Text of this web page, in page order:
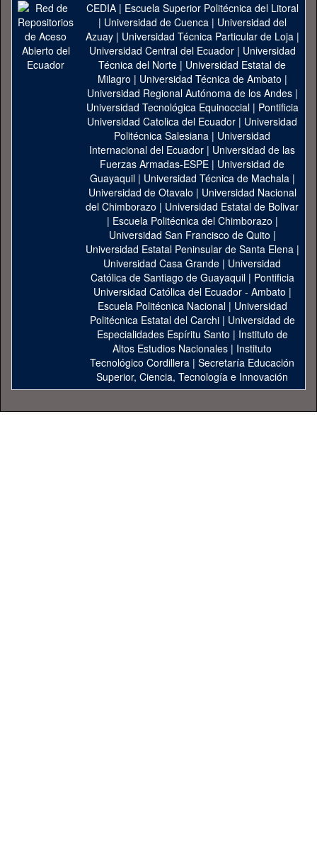
CEDIA| Escuela Superior Politécnica del Litoral
| Universidad de Cuenca| Universidad del
Azuay| Universidad Técnica Particular de Loja|
Universidad Central del Ecuador| Universidad
Técnica del Norte | Universidad Estatal de
Milagro | Universidad Técnica de Ambato |
Universidad Regional Autónoma de los Andes|
Universidad Tecnológica Equinoccial| Pontificia
Universidad Catolica del Ecuador | Universidad
Politécnica Salesiana | Universidad
Internacional del Ecuador | Universidad de las
Fuerzas Armadas-ESPE | Universidad de
Guayaquil| Universidad Técnica de Machala|
Universidad de Otavalo | Universidad Nacional
del Chimborazo | Universidad Estatal de Bolivar
| Escuela Politécnica del Chimborazo |
Universidad San Francisco de Quito |
Universidad Estatal Peninsular de Santa Elena|
Universidad Casa Grande | Universidad
Católica de Santiago de Guayaquil| Pontificia
Universidad Católica del Ecuador - Ambato |
Escuela Politécnica Nacional| Universidad
Politécnica Estatal del Carchi| Universidad de
Especialidades Espíritu Santo | Instituto de
Altos Estudios Nacionales | Instituto
Tecnológico Cordillera | Secretaría Educación
Superior, Ciencia, Tecnología e Innovación